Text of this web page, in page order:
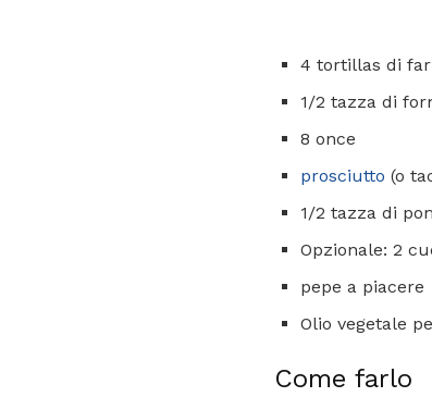
4 tortillas di
1/2 tazza di
8 once
prosciutto (o
1/2 tazza di
Opzionale: 2
pepe a piacere
Olio vegetale
Come farlo